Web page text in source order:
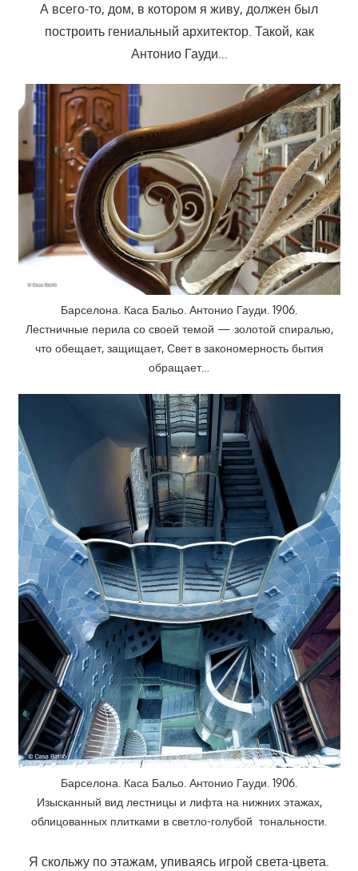
А всего-то, дом, в котором я живу, должен был
построить гениальный архитектор. Такой, как
Антонио Гауди…
Барселона. Каса Бальо. Антонио Гауди. 1906.
Лестничные перила со своей темой — золотой спиралью,
что обещает, защищает, Свет в закономерность бытия
обращает…
Барселона. Каса Бальо. Антонио Гауди. 1906.
Изысканный вид лестницы и лифта на нижних этажах,
облицованных плитками в светло-голубой тональности.
Я скольжу по этажам, упиваясь игрой света-цвета.